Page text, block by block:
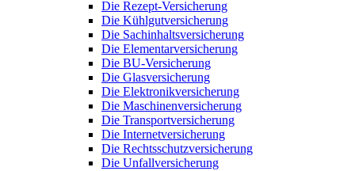
Die Rezept-Versicherung
Die Kühlgutversicherung
Die Sachinhaltsversicherung
Die Elementarversicherung
Die BU-Versicherung
Die Glasversicherung
Die Elektronikversicherung
Die Maschinenversicherung
Die Transportversicherung
Die Internetversicherung
Die Rechtsschutzversicherung
Die Unfallversicherung